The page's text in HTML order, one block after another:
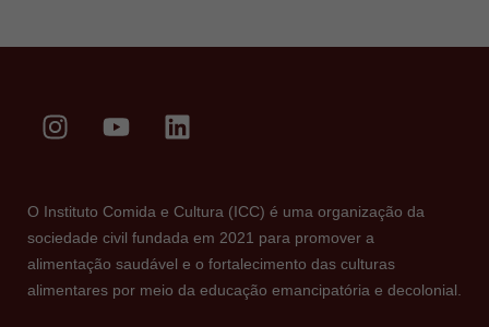
O Instituto Comida e Cultura (ICC) é uma organização da
sociedade civil fundada em 2021 para promover a
alimentação saudável e o fortalecimento das culturas
alimentares por meio da educação emancipatória e decolonial.